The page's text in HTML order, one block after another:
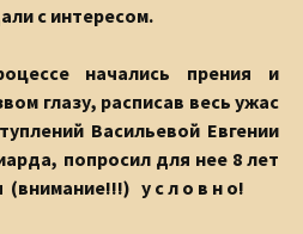
с интересом.
начались прения и
глазу, расписав весь ужас
Васильевой Евгении
попросил для нее 8 лет
у с л о в н о!